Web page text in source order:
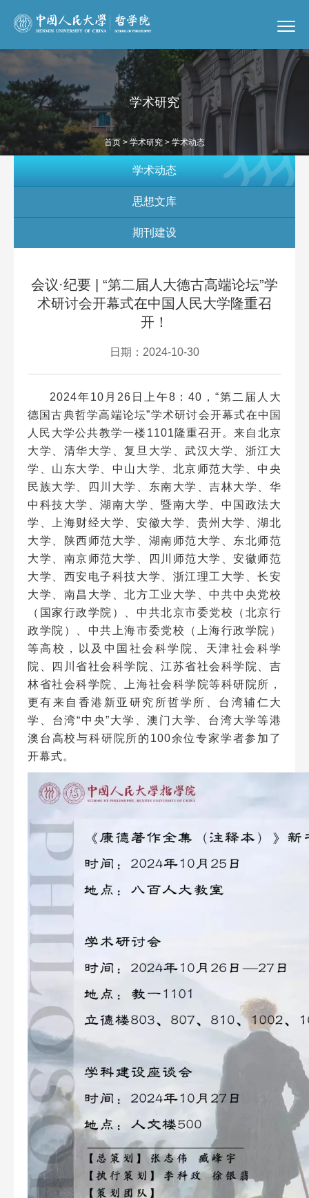
学术研究
首页 > 学术研究 > 学术动态
学术动态
思想文库
期刊建设
会议·纪要 | “第二届人大德古高端论坛”学
术研讨会开幕式在中国人民大学隆重召
开！
日期：2024-10-30
2024年10月26日上午8：40，“第二届人大
德国古典哲学高端论坛”学术研讨会开幕式在中国
人民大学公共教学一楼1101隆重召开。来自北京
大学、清华大学、复旦大学、武汉大学、浙江大
学、山东大学、中山大学、北京师范大学、中央
民族大学、四川大学、东南大学、吉林大学、华
中科技大学、湖南大学、暨南大学、中国政法大
学、上海财经大学、安徽大学、贵州大学、湖北
大学、陕西师范大学、湖南师范大学、东北师范
大学、南京师范大学、四川师范大学、安徽师范
大学、西安电子科技大学、浙江理工大学、长安
大学、南昌大学、北方工业大学、中共中央党校
（国家行政学院）、中共北京市委党校（北京行
政学院）、中共上海市委党校（上海行政学院）
等高校，以及中国社会科学院、天津社会科学
院、四川省社会科学院、江苏省社会科学院、吉
林省社会科学院、上海社会科学院等科研院所，
更有来自香港新亚研究所哲学所、台湾辅仁大
学、台湾“中央”大学、澳门大学、台湾大学等港
澳台高校与科研院所的100余位专家学者参加了
开幕式。